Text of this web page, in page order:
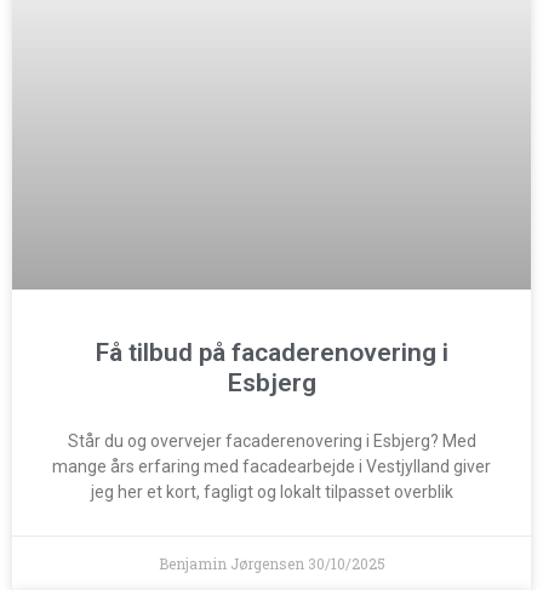
Få tilbud på facaderenovering i
Esbjerg
Står du og overvejer facaderenovering i Esbjerg? Med
mange års erfaring med facadearbejde i Vestjylland giver
jeg her et kort, fagligt og lokalt tilpasset overblik
Benjamin Jørgensen 30/10/2025